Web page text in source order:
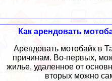
Как арендовать
Арендовать мотобайк в
причинам. Во-первых,
жилье, удаленное от
вторых можно